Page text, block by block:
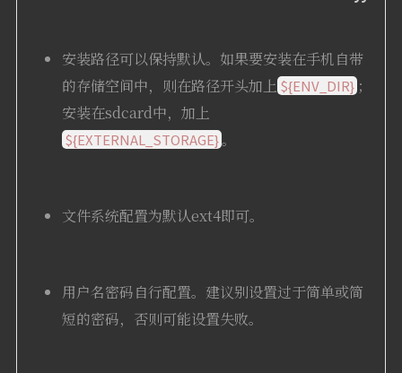
安装路径可以保持默认。如果要安装在手机自带
的存储空间中，则在路径开头加上 ${ENV_DIR}；
安装在sdcard中，加上
${EXTERNAL_STORAGE}。
文件系统配置为默认ext4即可。
用户名密码自行配置。建议别设置过于简单或简
短的密码，否则可能设置失败。